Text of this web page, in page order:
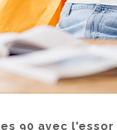
90 avec